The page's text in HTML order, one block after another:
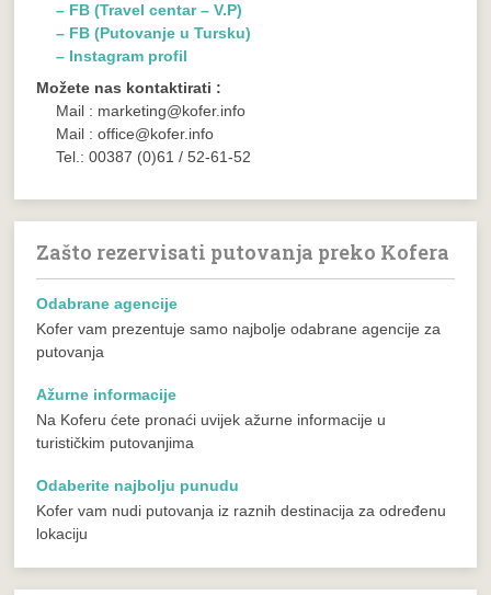
– FB (Travel centar – V.P)
– FB (Putovanje u Tursku)
– Instagram profil
Možete nas kontaktirati :
Mail : marketing@kofer.info
Mail : office@kofer.info
Tel.: 00387 (0)61 / 52-61-52
Zašto rezervisati putovanja preko Kofera
Odabrane agencije
Kofer vam prezentuje samo najbolje odabrane agencije za
putovanja
Ažurne informacije
Na Koferu ćete pronaći uvijek ažurne informacije u
turističkim putovanjima
Odaberite najbolju punudu
Kofer vam nudi putovanja iz raznih destinacija za određenu
lokaciju